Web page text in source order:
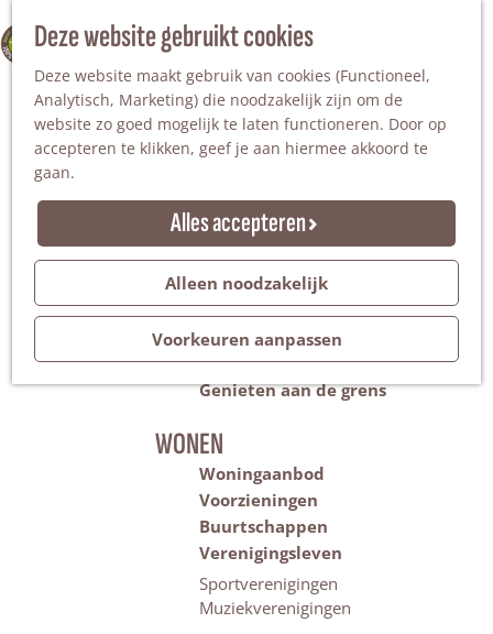
Deze website gebruikt cookies
Deze website maakt gebruik van cookies (Functioneel,
Analytisch, Marketing) die noodzakelijk zijn om de
website zo goed mogelijk te laten functioneren. Door op
accepteren te klikken, geef je aan hiermee akkoord te
gaan.
Alles accepteren
Alleen noodzakelijk
Voorkeuren aanpassen
100% WINTERSWIJK
Z
o
e
k
e
n
M
e
n
u
Natuurgebieden
Steengroeve
Tuinen en parken
Recreatieplas Het Hilgelo
Overnachten
Campings & vakantieparken
Vakantiehuizen
Groepsaccommodaties
Hotels
Evenementen
Restantendag
Volksfeest & Bloemencorso
Promotie evenementen
Genieten aan de grens
WONEN
Woningaanbod
Voorzieningen
Buurtschappen
Verenigingsleven
Sportverenigingen
Muziekverenigingen